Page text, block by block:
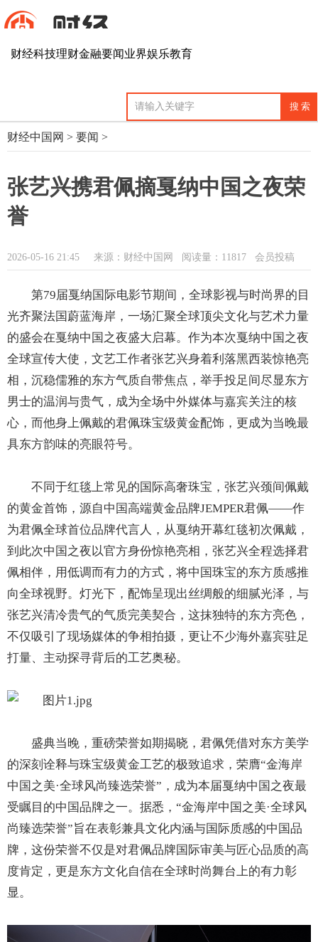
财经科技理财金融要闻业界娱乐教育
财经中国网 > 要闻 >
张艺兴携君佩摘戛纳中国之夜荣
誉
2026-05-16 21:45 来源：财经中国网 阅读量：11817 会员投稿
第79届戛纳国际电影节期间，全球影视与时尚界的目
光齐聚法国蔚蓝海岸，一场汇聚全球顶尖文化与艺术力量
的盛会在戛纳中国之夜盛大启幕。作为本次戛纳中国之夜
全球宣传大使，文艺工作者张艺兴身着利落黑西装惊艳亮
相，沉稳儒雅的东方气质自带焦点，举手投足间尽显东方
男士的温润与贵气，成为全场中外媒体与嘉宾关注的核
心，而他身上佩戴的君佩珠宝级黄金配饰，更成为当晚最
具东方韵味的亮眼符号。
不同于红毯上常见的国际高奢珠宝，张艺兴颈间佩戴
的黄金首饰，源自中国高端黄金品牌JEMPER君佩——作
为君佩全球首位品牌代言人，从戛纳开幕红毯初次佩戴，
到此次中国之夜以官方身份惊艳亮相，张艺兴全程选择君
佩相伴，用低调而有力的方式，将中国珠宝的东方质感推
向全球视野。灯光下，配饰呈现出丝绸般的细腻光泽，与
张艺兴清冷贵气的气质完美契合，这抹独特的东方亮色，
不仅吸引了现场媒体的争相拍摄，更让不少海外嘉宾驻足
打量、主动探寻背后的工艺奥秘。
盛典当晚，重磅荣誉如期揭晓，君佩凭借对东方美学
的深刻诠释与珠宝级黄金工艺的极致追求，荣膺“金海岸
中国之美·全球风尚臻选荣誉”，成为本届戛纳中国之夜最
受瞩目的中国品牌之一。据悉，“金海岸中国之美·全球风
尚臻选荣誉”旨在表彰兼具文化内涵与国际质感的中国品
牌，这份荣誉不仅是对君佩品牌国际审美与匠心品质的高
度肯定，更是东方文化自信在全球时尚舞台上的有力彰
显。